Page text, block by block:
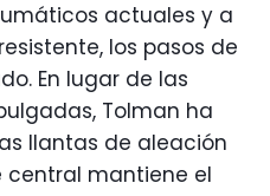
actuales y a
los pasos de
En lugar de las
Tolman ha
llantas de aleación
central mantiene el